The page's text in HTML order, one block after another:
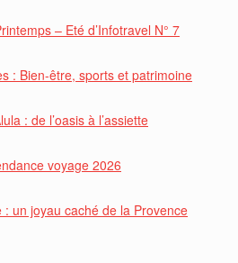
– Eté d’Infotravel N° 7
: Bien-être, sports et patrimoine
: de l’oasis à l’assiette
voyage 2026
un joyau caché de la Provence